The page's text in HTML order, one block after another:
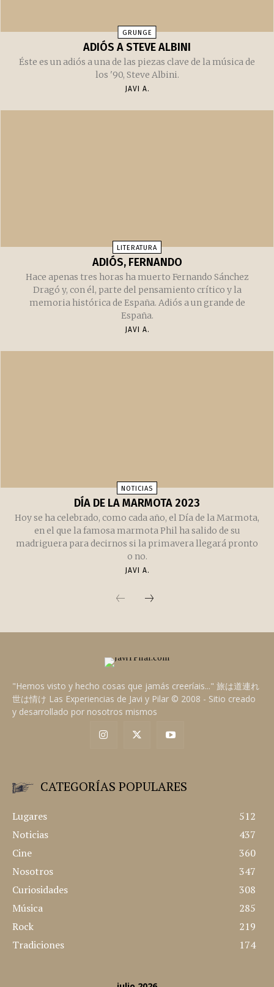
GRUNGE
ADIÓS A STEVE ALBINI
Éste es un adiós a una de las piezas clave de la música de
los '90, Steve Albini.
JAVI A.
LITERATURA
ADIÓS, FERNANDO
Hace apenas tres horas ha muerto Fernando Sánchez
Dragó y, con él, parte del pensamiento crítico y la
memoria histórica de España. Adiós a un grande de
España.
JAVI A.
NOTICIAS
DÍA DE LA MARMOTA 2023
Hoy se ha celebrado, como cada año, el Día de la Marmota,
en el que la famosa marmota Phil ha salido de su
madriguera para decirnos si la primavera llegará pronto
o no.
JAVI A.
"Hemos visto y hecho cosas que jamás creeríais..." 旅は道連れ
世は情け Las Experiencias de Javi y Pilar © 2008 - Sitio creado
y desarrollado por nosotros mismos
CATEGORÍAS POPULARES
Lugares
512
Noticias
437
Cine
360
Nosotros
347
Curiosidades
308
Música
285
Rock
219
Tradiciones
174